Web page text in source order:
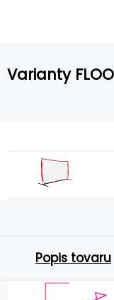
Varianty
Popis tovaru